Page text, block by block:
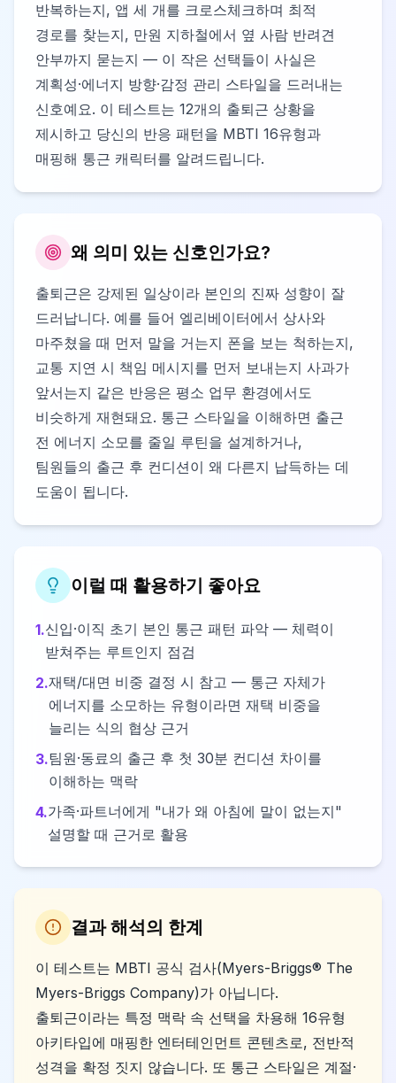
반복하는지, 앱 세 개를 크로스체크하며 최적
경로를 찾는지, 만원 지하철에서 옆 사람 반려견
안부까지 묻는지 — 이 작은 선택들이 사실은
계획성·에너지 방향·감정 관리 스타일을 드러내는
신호예요. 이 테스트는 12개의 출퇴근 상황을
제시하고 당신의 반응 패턴을 MBTI 16유형과
매핑해 통근 캐릭터를 알려드립니다.
왜 의미 있는 신호인가요?
출퇴근은 강제된 일상이라 본인의 진짜 성향이 잘
드러납니다. 예를 들어 엘리베이터에서 상사와
마주쳤을 때 먼저 말을 거는지 폰을 보는 척하는지,
교통 지연 시 책임 메시지를 먼저 보내는지 사과가
앞서는지 같은 반응은 평소 업무 환경에서도
비슷하게 재현돼요. 통근 스타일을 이해하면 출근
전 에너지 소모를 줄일 루틴을 설계하거나,
팀원들의 출근 후 컨디션이 왜 다른지 납득하는 데
도움이 됩니다.
이럴 때 활용하기 좋아요
1.신입·이직 초기 본인 통근 패턴 파악 — 체력이
받쳐주는 루트인지 점검
2.재택/대면 비중 결정 시 참고 — 통근 자체가
에너지를 소모하는 유형이라면 재택 비중을
늘리는 식의 협상 근거
3.팀원·동료의 출근 후 첫 30분 컨디션 차이를
이해하는 맥락
4.가족·파트너에게 "내가 왜 아침에 말이 없는지"
설명할 때 근거로 활용
결과 해석의 한계
이 테스트는 MBTI 공식 검사(Myers-Briggs® The
Myers-Briggs Company)가 아닙니다.
출퇴근이라는 특정 맥락 속 선택을 차용해 16유형
아키타입에 매핑한 엔터테인먼트 콘텐츠로, 전반적
성격을 확정 짓지 않습니다. 또 통근 스타일은 계절·